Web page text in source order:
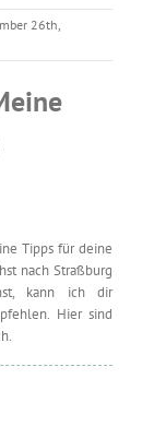
26th,
Tipps für deine
nach Straßburg
kann ich dir
Hier sind